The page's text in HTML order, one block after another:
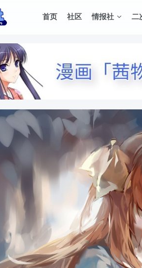
首页 社区 情报社 二